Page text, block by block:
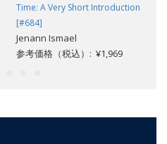
Time: A Very Short Introduction
[#684]
Jenann Ismael
参考価格（税込）: ¥1,969